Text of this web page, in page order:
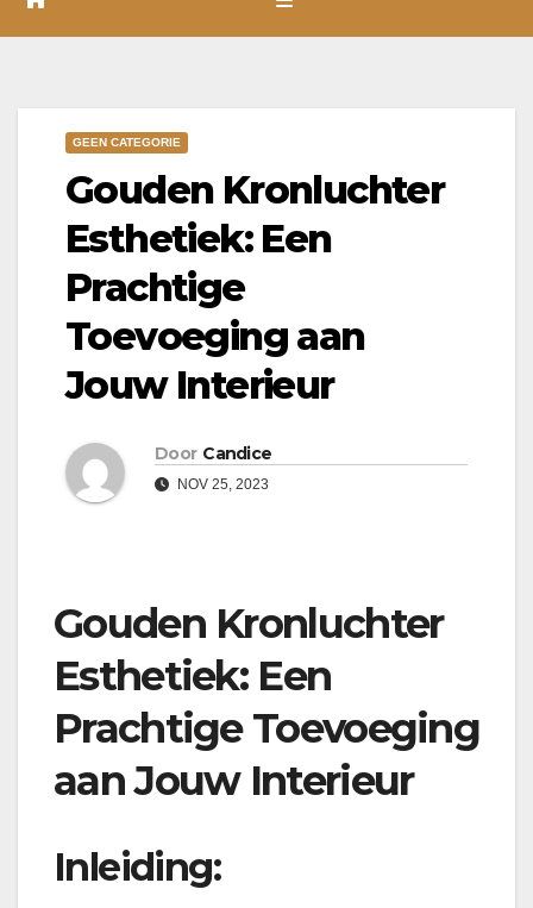
GEEN CATEGORIE
Gouden Kronluchter
Esthetiek: Een
Prachtige
Toevoeging aan
Jouw Interieur
Door Candice
NOV 25, 2023
Gouden Kronluchter
Esthetiek: Een
Prachtige Toevoeging
aan Jouw Interieur
Inleiding: